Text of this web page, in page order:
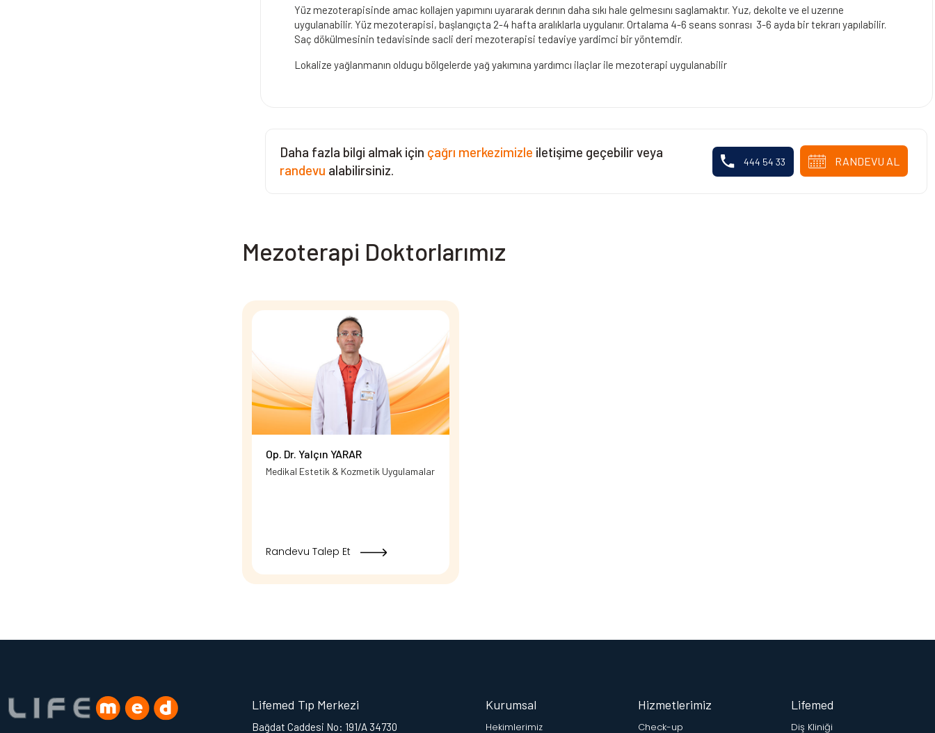
Yüz mezoterapisinde amac kollajen yapımını uyararak derının daha sıkı hale gelmesını saglamaktır. Yuz, dekolte ve el uzerıne
uygulanabilir. Yüz mezoterapisi, başlangıçta 2-4 hafta aralıklarla uygulanır. Ortalama 4-6 seans sonrası 3-6 ayda bir tekrarı yapılabilir.
Saç dökülmesinin tedavisinde sacli deri mezoterapisi tedaviye yardimci bir yöntemdir.
Lokalize yağlanmanın oldugu bölgelerde yağ yakımına yardımcı ilaçlar ile mezoterapi uygulanabilir
Daha fazla bilgi almak için çağrı merkezimizle iletişime geçebilir veya
randevu alabilirsiniz.
444 54 33 RANDEVU AL
Mezoterapi Doktorlarımız
Op. Dr. Yalçın YARAR
Medikal Estetik & Kozmetik Uygulamalar
Randevu Talep Et
Lifemed Tıp Merkezi
Bağdat Caddesi No: 191/A 34730
Kurumsal
Hekimlerimiz
Hizmetlerimiz
Check-up
Lifemed
Diş Kliniği